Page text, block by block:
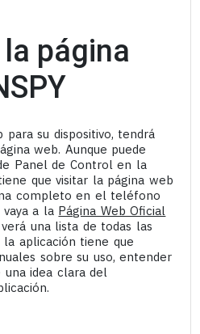
página
para su dispositivo, tendrá
web. Aunque puede
Panel de Control en la
que visitar la página web
completo en el teléfono
a la Página Web Oficial
una lista de todas las
aplicación tiene que
sobre su uso, entender
una idea clara del